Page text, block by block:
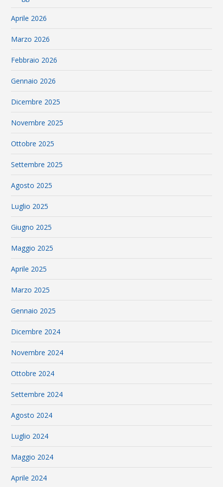
Aprile 2026
Marzo 2026
Febbraio 2026
Gennaio 2026
Dicembre 2025
Novembre 2025
Ottobre 2025
Settembre 2025
Agosto 2025
Luglio 2025
Giugno 2025
Maggio 2025
Aprile 2025
Marzo 2025
Gennaio 2025
Dicembre 2024
Novembre 2024
Ottobre 2024
Settembre 2024
Agosto 2024
Luglio 2024
Maggio 2024
Aprile 2024